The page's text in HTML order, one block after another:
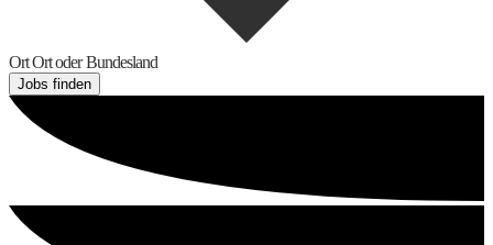
OrtOrt oder Bundesland
Jobs finden